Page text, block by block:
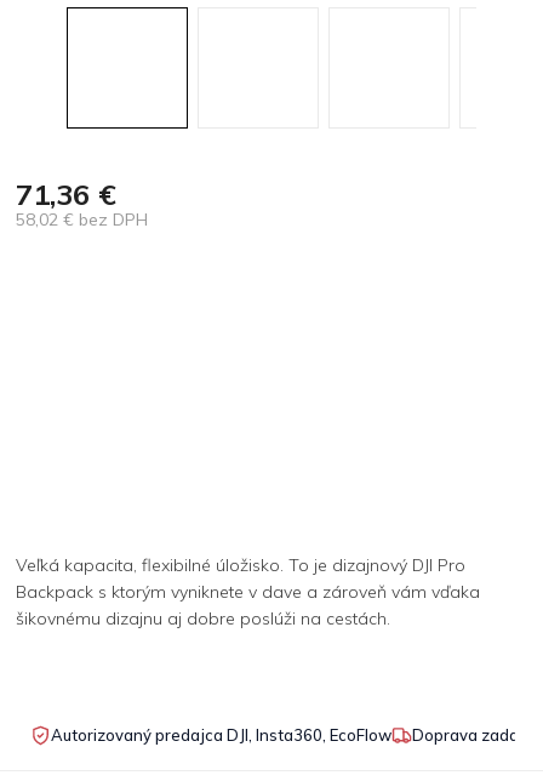
71,36 €
58,02 € bez DPH
Veľká kapacita, flexibilné úložisko. To je dizajnový DJI Pro
Backpack s ktorým vyniknete v dave a zároveň vám vďaka
šikovnému dizajnu aj dobre poslúži na cestách.
Autorizovaný predajca DJI, Insta360, EcoFlow Doprava